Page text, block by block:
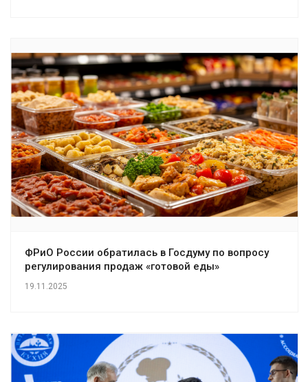
ФРиО России обратилась в Госдуму по вопросу
регулирования продаж «готовой еды»
19.11.2025